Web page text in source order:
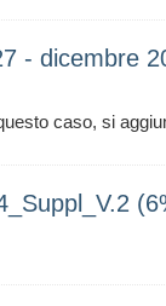
- dicembre
caso, si